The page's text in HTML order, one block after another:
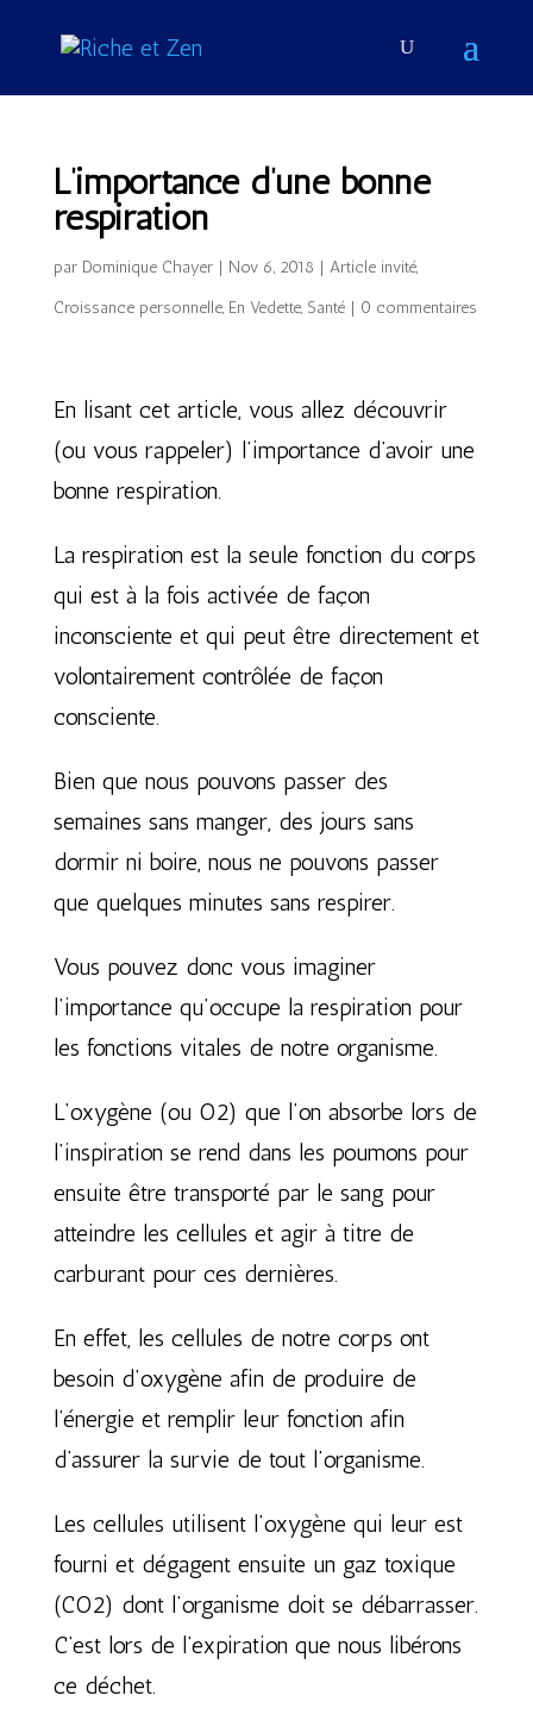
L’importance d’une bonne
respiration
par Dominique Chayer| Nov 6, 2018 | Article invité,
Croissance personnelle, En Vedette, Santé| 0 commentaires
En lisant cet article, vous allez découvrir
(ou vous rappeler) l’importance d’avoir une
bonne respiration.
La respiration est la seule fonction du corps
qui est à la fois activée de façon
inconsciente et qui peut être directement et
volontairement contrôlée de façon
consciente.
Bien que nous pouvons passer des
semaines sans manger, des jours sans
dormir ni boire, nous ne pouvons passer
que quelques minutes sans respirer.
Vous pouvez donc vous imaginer
l’importance qu’occupe la respiration pour
les fonctions vitales de notre organisme.
L’oxygène (ou O2) que l’on absorbe lors de
l’inspiration se rend dans les poumons pour
ensuite être transporté par le sang pour
atteindre les cellules et agir à titre de
carburant pour ces dernières.
En effet, les cellules de notre corps ont
besoin d’oxygène afin de produire de
l’énergie et remplir leur fonction afin
d’assurer la survie de tout l’organisme.
Les cellules utilisent l’oxygène qui leur est
fourni et dégagent ensuite un gaz toxique
(CO2) dont l’organisme doit se débarrasser.
C’est lors de l’expiration que nous libérons
ce déchet.